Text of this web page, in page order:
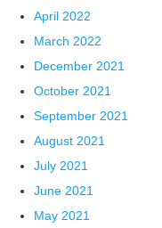
April 2022
March 2022
December 2021
October 2021
September 2021
August 2021
July 2021
June 2021
May 2021